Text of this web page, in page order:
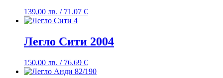
139,00 лв. / 71.07 €
Легло Сити 2004
150,00 лв. / 76.69 €